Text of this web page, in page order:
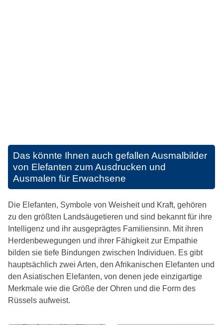
Das könnte Ihnen auch gefallen Ausmalbilder
von Elefanten zum Ausdrucken und
Ausmalen für Erwachsene
Die Elefanten, Symbole von Weisheit und Kraft, gehören
zu den größten Landsäugetieren und sind bekannt für ihre
Intelligenz und ihr ausgeprägtes Familiensinn. Mit ihren
Herdenbewegungen und ihrer Fähigkeit zur Empathie
bilden sie tiefe Bindungen zwischen Individuen. Es gibt
hauptsächlich zwei Arten, den Afrikanischen Elefanten und
den Asiatischen Elefanten, von denen jede einzigartige
Merkmale wie die Größe der Ohren und die Form des
Rüssels aufweist.